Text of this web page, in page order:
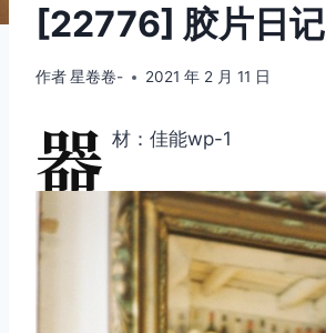
[22776] 胶片日记
作者星卷卷- 2021 年 2 月 11 日
器 材：佳能wp-1